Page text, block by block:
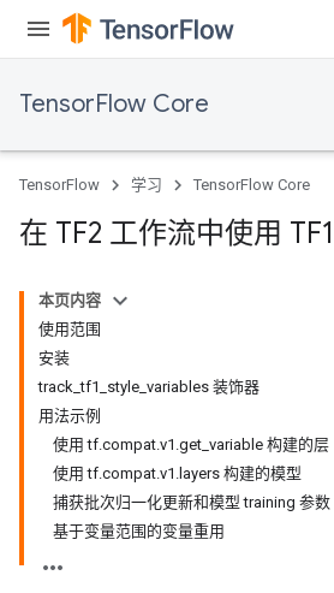
TensorFlow Core
TensorFlow 学习 TensorFlow Core
在 TF2 工作流中使用 TF1
本页内容
使用范围
安装
track_tf1_style_variables 装饰器
用法示例
使用 tf.compat.v1.get_variable 构建的层
使用 tf.compat.v1.layers 构建的模型
捕获批次归一化更新和模型 training 参数
基于变量范围的变量重用